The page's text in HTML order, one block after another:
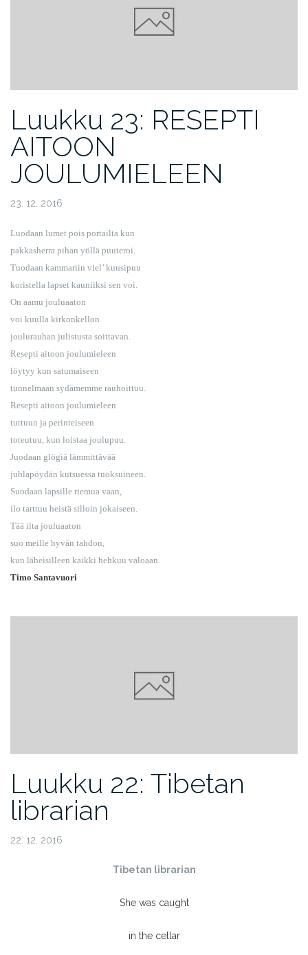
Luukku 23: RESEPTI
AITOON
JOULUMIELEEN
23. 12. 2016
Luodaan lumet pois portailta kun
pakkasherra pihan yöllä puuteroi.
Tuodaan kammariin viel’ kuusipuu
koristella lapset kauniiksi sen voi.
On aamu jouluaaton
voi kuulla kirkonkellon
joulurauhan julistusta soittavan.
Resepti aitoon joulumieleen
löytyy kun satumaiseen
tunnelmaan sydämemme rauhoittuu.
Resepti aitoon joulumieleen
tuttuun ja perinteiseen
toteutuu, kun loistaa joulupuu.
Juodaan glögiä lämmittävää
juhlapöydän kutsuessa tuoksuineen.
Suodaan lapsille riemua vaan,
ilo tarttuu heistä silloin jokaiseen.
Tää ilta jouluaaton
suo meille hyvän tahdon,
kun läheisilleen kaikki hehkuu valoaan.
Timo Santavuori
Luukku 22: Tibetan
librarian
22. 12. 2016
Tibetan librarian
She was caught
in the cellar